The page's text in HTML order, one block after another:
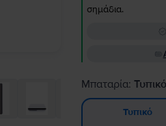
σημάδια.
Μπαταρία:Τυπικό
Τυπικό